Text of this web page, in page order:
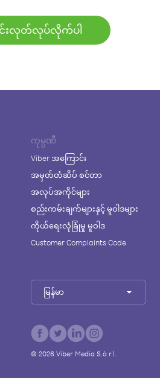
င်းလုတ်လုပ်လိုက်ပါ
ကုမ္ပဏီ
Viber အကြောင်း
အမှတ်တံဆိပ် စင်တာ
အလုပ်အကိုင်များ
စည်းကမ်းချက်များနှင့် မူဝါဒများ
ကိုယ်ရေးလုံခြုံမှု မူဝါဒ
Customer Complaints Code
မြန်မာ
© 2026Viber Media S.à r.l.